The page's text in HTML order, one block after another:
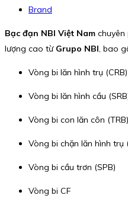
Brand
Bạc đạn NBI Việt Nam
lượng cao từ Grupo NBI , bao
Vòng bi lăn hình trụ (CRB)
Vòng bi lăn hình cầu
Vòng bi con lăn côn (TRB)
Vòng bi chặn lăn hình trụ
Vòng bi cầu trơn (SPB)
Vòng bi CF